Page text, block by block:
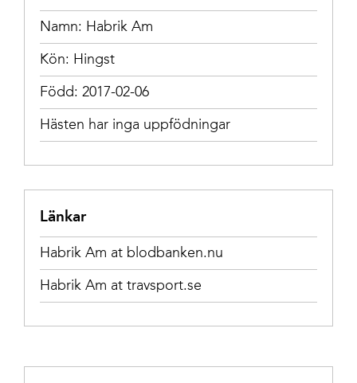
Namn: Habrik Am
Kön: Hingst
Född: 2017-02-06
Hästen har inga uppfödningar
Länkar
Habrik Am at blodbanken.nu
Habrik Am at travsport.se